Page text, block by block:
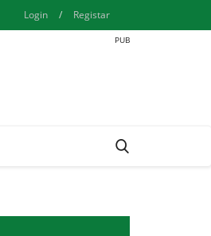
Login / Registar